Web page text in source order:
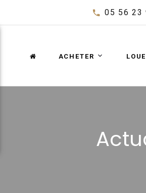
05 56 23
ACHETER